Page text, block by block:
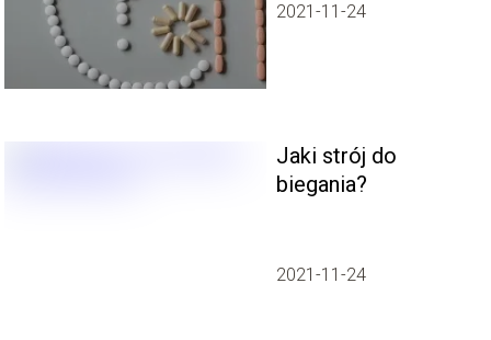
2021-11-24
Jaki strój do
biegania?
2021-11-24